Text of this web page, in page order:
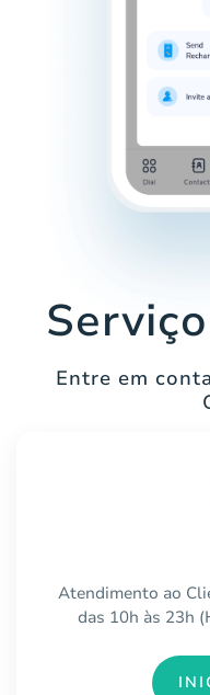
Entre em
Atendimento ao
das 10h às 23h